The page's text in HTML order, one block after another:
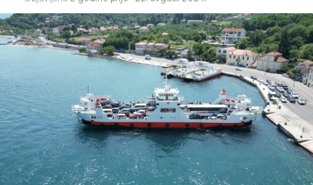
kapacitet popunjen i da Wizz Air trenutno ne
može ponuditi članstvo u programu ‘Wizz All
You Can Fly’“.
REKLAMA
Dokument sa uslovima korišćenja na web sajtu